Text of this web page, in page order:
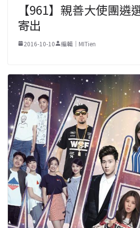
【961】親善大使團遴
寄出
2016-10-10 編輯｜MITien